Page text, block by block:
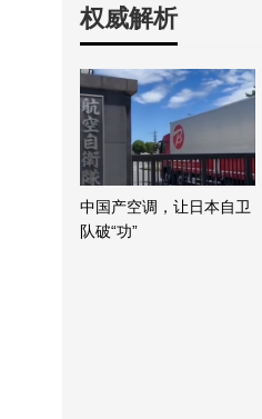
权威解析
中国产空调，让日本自卫
队破“功”